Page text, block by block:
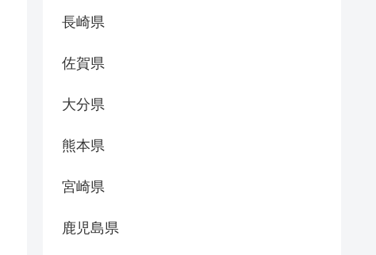
長崎県
佐賀県
大分県
熊本県
宮崎県
鹿児島県